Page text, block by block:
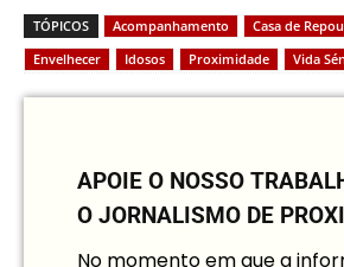
TÓPICOS Acompanhamento Casa de
Envelhecer
Idosos Proximidade Vida
APOIE O NOSSO
O JORNALISMO DE
No momento em que a